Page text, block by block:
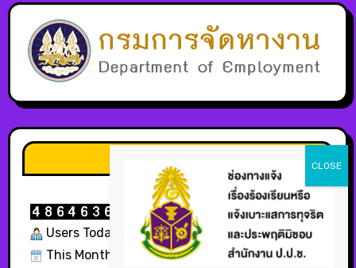
Users Today : 2122
This Month : 10997